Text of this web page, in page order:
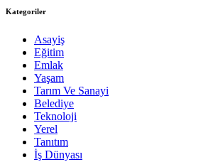
Kategoriler
Asayiş
Eğitim
Emlak
Yaşam
Tarım Ve Sanayi
Belediye
Teknoloji
Yerel
Tanıtım
İş Dünyası